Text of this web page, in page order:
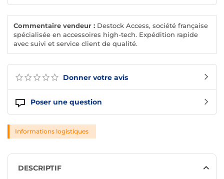
Donner votre avis
Poser une question
Commentaire vendeur : Destock Access, société française
spécialisée en accessoires high-tech. Expédition rapide
avec suivi et service client de qualité.
Informations logistiques
DESCRIPTIF